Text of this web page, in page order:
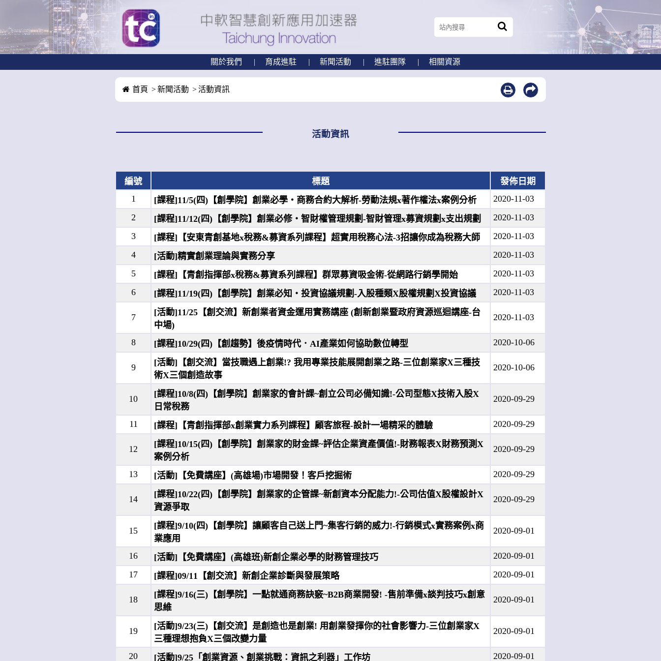
關於我們 育成進駐 新聞活動 進駐團隊 相關資源
首頁 新聞活動 活動資訊
活動資訊
編號 標題
發佈日期
1
[課程]11/5(四)【創學院】創業必學‧商務合約大解析-勞動法規x著作權法x案例分析
2020-11-03
2
[課程]11/12(四)【創學院】創業必修‧智財權管理規劃-智財管理x募資規劃x支出規劃
2020-11-03
3
[課程]【安東青創基地x稅務&募資系列課程】超實用稅務心法-3招讓你成為稅務大師
2020-11-03
4
[活動]精實創業理論與實務分享
2020-11-03
5
[課程]【青創指揮部x稅務&募資系列課程】群眾募資吸金術-從網路行銷學開始
2020-11-03
6
[課程]11/19(四)【創學院】創業必知‧投資協議規劃-入股種類X股權規劃X投資協議 2020-11-03
7
[活動]11/25【創交流】新創業者資金運用實務講座 (創新創業暨政府資源巡迴講座-台
中場)
2020-11-03
8 [課程]10/29(四)【創趨勢】後疫情時代．AI產業如何協助數位轉型 2020-10-06
9
[活動]【創交流】當技職遇上創業!? 我用專業技能展開創業之路-三位創業家X三種技
術X三個創造故事
2020-10-06
10
[課程]10/8(四)【創學院】創業家的會計課~創立公司必備知識!-公司型態X技術入股X
日常稅務
2020-09-29
11 [課程]【青創指揮部x創業實力系列課程】顧客旅程-設計一場精采的體驗 2020-09-29
12
[課程]10/15(四)【創學院】創業家的財金課~評估企業資產價值!-財務報表X財務預測X
案例分析
2020-09-29
13 [活動]【免費講座】(高雄場)市場開發！客戶挖掘術 2020-09-29
14
[課程]10/22(四)【創學院】創業家的企管課~新創資本分配能力!-公司估值X股權設計X
資源爭取
2020-09-29
15
[課程]9/10(四)【創學院】讓顧客自己送上門~集客行銷的威力!-行銷模式x實務案例x商
業應用
2020-09-01
16 [活動]【免費講座】(高雄班)新創企業必學的財務管理技巧
2020-09-01
17
[課程]09/11【創交流】新創企業診斷與發展策略 2020-09-01
18
[課程]9/16(三)【創學院】一點就通商務訣竅~B2B商業開發! -售前準備x談判技巧x創意
思維
2020-09-01
19
[活動]9/23(三)【創交流】是創造也是創業! 用創業發揮你的社會影響力-三位創業家X
三種理想抱負X三個改變力量
2020-09-01
20 [活動]9/25「創業資源、創業挑戰：資訊之利器」工作坊 2020-09-01